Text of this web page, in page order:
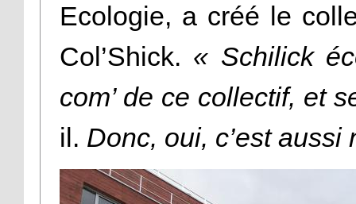
Ecologie, a créé le
Col’Shick. « Schilick
com’ de ce collectif, et
il. Donc, oui, c’est aussi